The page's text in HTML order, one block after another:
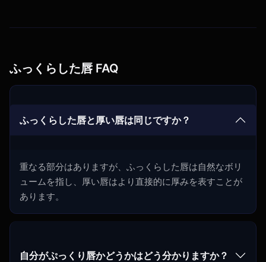
ふっくらした唇 FAQ
ふっくらした唇と厚い唇は同じですか？
重なる部分はありますが、ふっくらした唇は自然なボリ
ュームを指し、厚い唇はより直接的に厚みを表すことが
あります。
自分がぷっくり唇かどうかはどう分かりますか？